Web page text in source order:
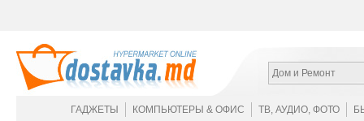
Дом и Ремонт
ГАДЖЕТЫ КОМПЬЮТЕРЫ & ОФИС ТВ, АУДИО, ФОТО